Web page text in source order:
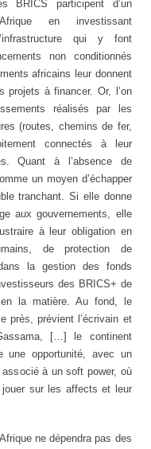
BRICS participent d’un
en investissant
qui y font
non conditionnés
africains leur donnent
projets à financer. Or, l’on
réalisés par les
(routes, chemins de fer,
connectés à leur
Quant à l’absence de
un moyen d’échapper
tranchant. Si elle donne
aux gouvernements, elle
à leur obligation en
de protection de
la gestion des fonds
des BRICS+ de
la matière. Au fond, le
près, prévient l’écrivain et
[…] le continent
une opportunité, avec un
à un soft power, où
jouer sur les affects et leur
ne dépendra pas des